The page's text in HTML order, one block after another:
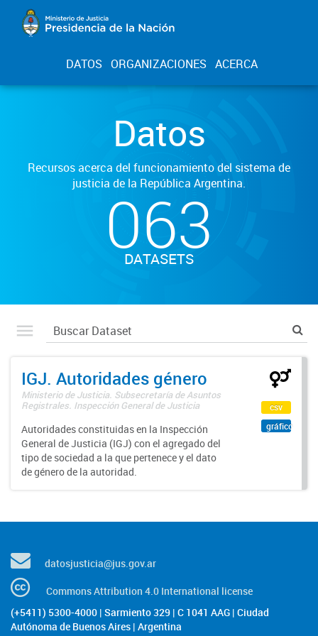
DATOS ORGANIZACIONES ACERCA
Datos
Recursos acerca del funcionamiento del sistema de
justicia de la República Argentina.
063
DATASETS
IGJ. Autoridades género
Ministerio de Justicia. Subsecretaría de Asuntos
Registrales. Inspección General de Justicia
Autoridades constituidas en la Inspección
General de Justicia (IGJ) con el agregado del
tipo de sociedad a la que pertenece y el dato
de género de la autoridad.
csv
gráfico
datosjusticia@jus.gov.ar
Commons Attribution 4.0 International license
(+5411) 5300-4000 | Sarmiento 329 | C 1041 AAG | Ciudad
Autónoma de Buenos Aires | Argentina